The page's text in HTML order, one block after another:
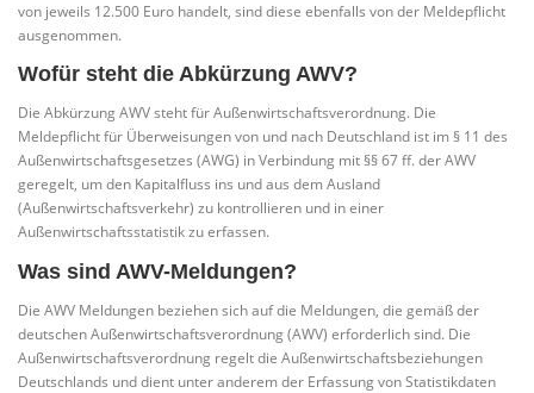
von jeweils 12.500 Euro handelt, sind diese ebenfalls von der Meldepflicht
ausgenommen.
Wofür steht die Abkürzung AWV?
Die Abkürzung AWV steht für Außenwirtschaftsverordnung. Die
Meldepflicht für Überweisungen von und nach Deutschland ist im § 11 des
Außenwirtschaftsgesetzes (AWG) in Verbindung mit §§ 67 ff. der AWV
geregelt, um den Kapitalfluss ins und aus dem Ausland
(Außenwirtschaftsverkehr) zu kontrollieren und in einer
Außenwirtschaftsstatistik zu erfassen.
Was sind AWV-Meldungen?
Die AWV Meldungen beziehen sich auf die Meldungen, die gemäß der
deutschen Außenwirtschaftsverordnung (AWV) erforderlich sind. Die
Außenwirtschaftsverordnung regelt die Außenwirtschaftsbeziehungen
Deutschlands und dient unter anderem der Erfassung von Statistikdaten